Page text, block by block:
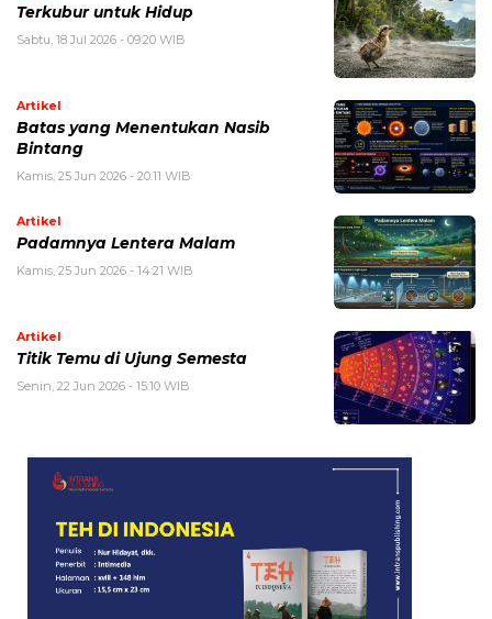
Terkubur untuk Hidup
Sabtu, 18 Jul 2026 - 09:20 WIB
Artikel
Batas yang Menentukan Nasib
Bintang
Kamis, 25 Jun 2026 - 20:11 WIB
Artikel
Padamnya Lentera Malam
Kamis, 25 Jun 2026 - 14:21 WIB
Artikel
Titik Temu di Ujung Semesta
Senin, 22 Jun 2026 - 15:10 WIB